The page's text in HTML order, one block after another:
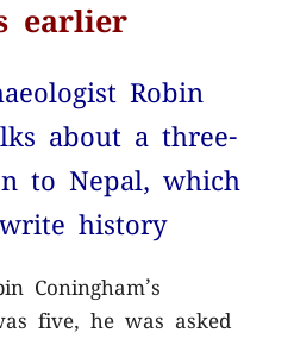
earlier
Robin
about a three-
to Nepal, which
history
Coningham’s
five, he was asked